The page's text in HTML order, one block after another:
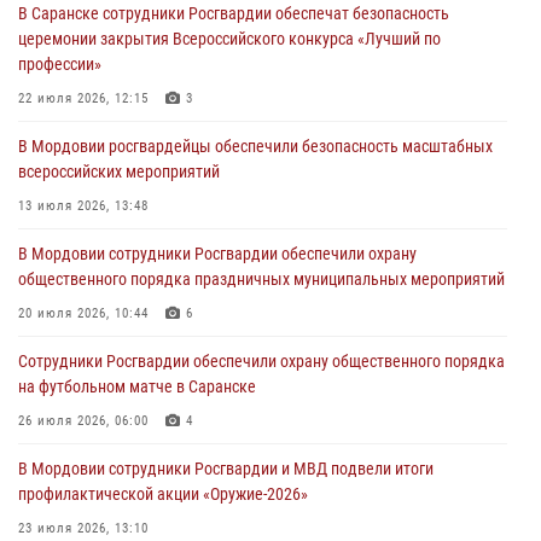
Помощь из Мордовии защитникам Отечества: центр лицензионно-
разрешительной работы передал очередную партию вооружения в
зону СВО
04 августа 2026, 11:13
Сотрудники Росгвардии Мордовии стали призерами
республиканских соревнований по служебному шестиборью
04 августа 2026, 08:27
В Саранске росгвардейцы пресекли нарушение правопорядка:
«отдых» на лавочке закончился в отделе полиции
04 августа 2026, 07:06
В Саранске сотрудники Росгвардии задержали гражданина за
нанесение побоев
03 августа 2026, 08:58
В Саранске сотрудники Росгвардии обеспечат безопасность
церемонии закрытия Всероссийского конкурса «Лучший по
профессии»
22 июля 2026, 12:15 3
В Мордовии росгвардейцы обеспечили безопасность масштабных
всероссийских мероприятий
13 июля 2026, 13:48
В Мордовии сотрудники Росгвардии обеспечили охрану
общественного порядка праздничных муниципальных мероприятий
20 июля 2026, 10:44 6
Сотрудники Росгвардии обеспечили охрану общественного порядка
на футбольном матче в Саранске
26 июля 2026, 06:00 4
В Мордовии сотрудники Росгвардии и МВД подвели итоги
профилактической акции «Оружие‑2026»
23 июля 2026, 13:10